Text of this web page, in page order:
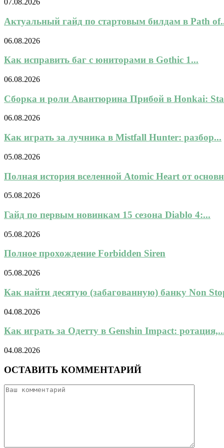
07.08.2026
Актуальный гайд по стартовым билдам в Path
06.08.2026
Как исправить баг с юниторами в Gothic 1...
06.08.2026
Сборка и роли Авантюрина Прибой в Honkai:
06.08.2026
Как играть за лучника в Mistfall Hunter: разбор...
05.08.2026
Полная история вселенной Atomic Heart от
05.08.2026
Гайд по первым новинкам 15 сезона Diablo 4:...
05.08.2026
Полное прохождение Forbidden Siren
05.08.2026
Как найти десятую (забагованную) банку Non
04.08.2026
Как играть за Одетту в Genshin Impact:
04.08.2026
ОСТАВИТЬ КОММЕНТАРИЙ